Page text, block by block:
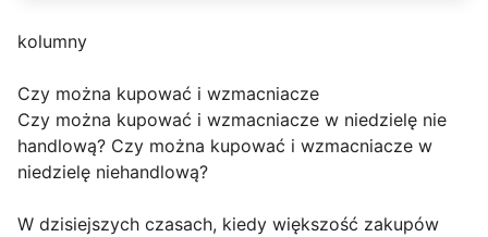
kolumny
Czy można kupować i wzmacniacze
Czy można kupować i wzmacniacze w niedzielę nie
handlową? Czy można kupować i wzmacniacze w
niedzielę niehandlową?
W dzisiejszych czasach, kiedy większość zakupów